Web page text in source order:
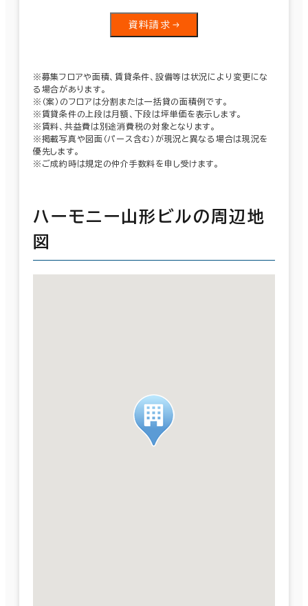
資料請求
※募集フロアや面積、賃貸条件、設備等は状況により変更にな
る場合があります。
※（案）のフロアは分割または一括貸の面積例です。
※賃貸条件の上段は月額、下段は坪単価を表示します。
※賃料、共益費は別途消費税の対象となります。
※掲載写真や図面（パース含む）が現況と異なる場合は現況を
優先します。
※ご成約時は規定の仲介手数料を申し受けます。
ハーモニー山形ビルの周辺地
図